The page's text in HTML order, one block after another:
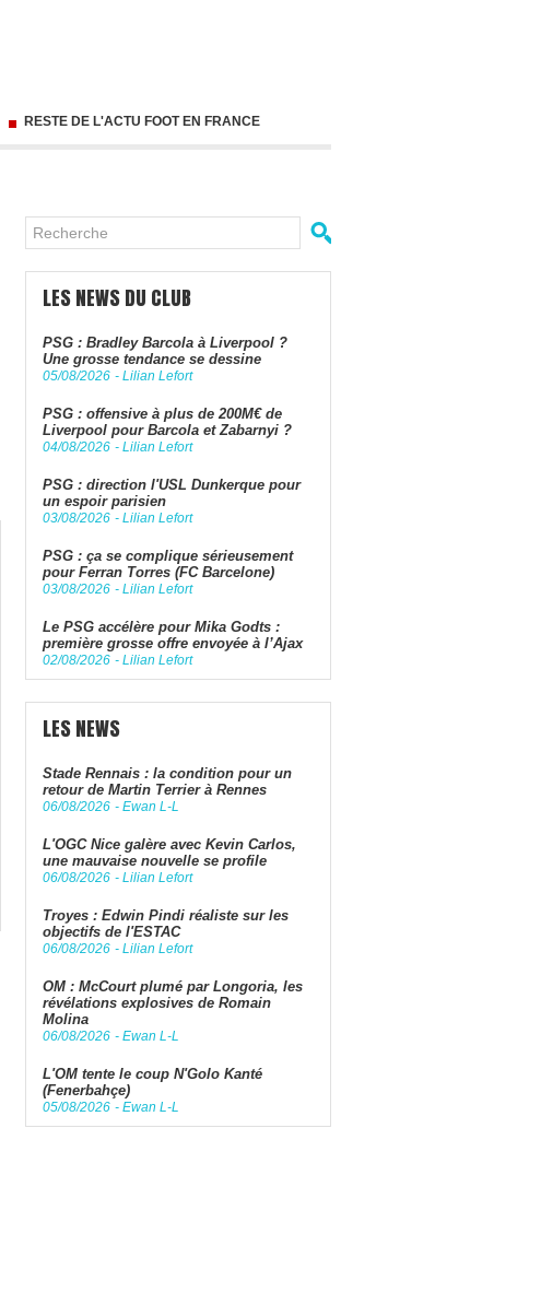
RESTE DE L'ACTU FOOT EN FRANCE
LES NEWS DU CLUB
PSG : Bradley Barcola à Liverpool ?
Une grosse tendance se dessine
05/08/2026 - Lilian Lefort
PSG : offensive à plus de 200M€ de
Liverpool pour Barcola et Zabarnyi ?
04/08/2026 - Lilian Lefort
PSG : direction l'USL Dunkerque pour
un espoir parisien
03/08/2026 - Lilian Lefort
PSG : ça se complique sérieusement
pour Ferran Torres (FC Barcelone)
03/08/2026 - Lilian Lefort
Le PSG accélère pour Mika Godts :
première grosse offre envoyée à l’Ajax
02/08/2026 - Lilian Lefort
LES NEWS
Stade Rennais : la condition pour un
retour de Martin Terrier à Rennes
06/08/2026 - Ewan L-L
L'OGC Nice galère avec Kevin Carlos,
une mauvaise nouvelle se profile
06/08/2026 - Lilian Lefort
Troyes : Edwin Pindi réaliste sur les
objectifs de l'ESTAC
06/08/2026 - Lilian Lefort
OM : McCourt plumé par Longoria, les
révélations explosives de Romain
Molina
06/08/2026 - Ewan L-L
L'OM tente le coup N'Golo Kanté
(Fenerbahçe)
05/08/2026 - Ewan L-L